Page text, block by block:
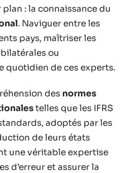
: la connaissance du
. Naviguer entre les
pays, maîtriser les
ou
quotidien de ces experts.
des normes
telles que les IFRS
adoptés par les
de leurs états
une véritable expertise
d’erreur et assurer la